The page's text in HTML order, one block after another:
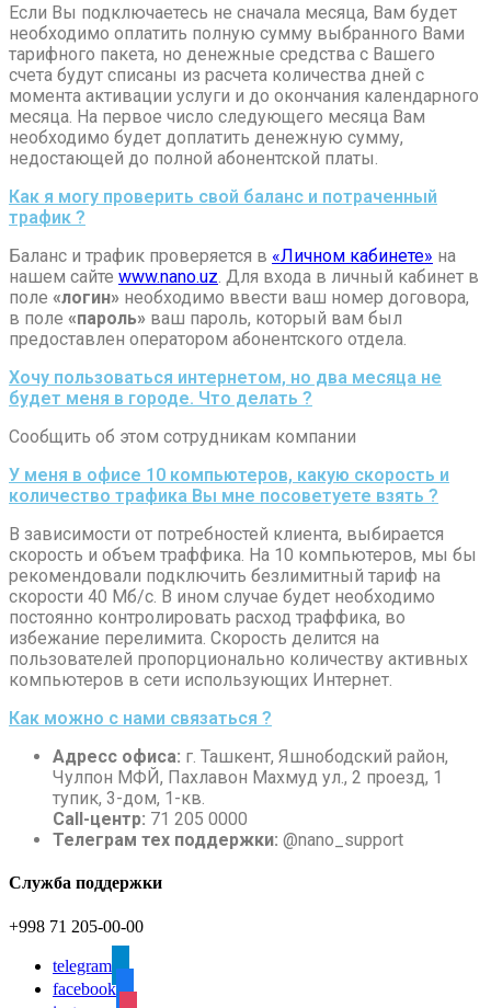
Если Вы подключаетесь не сначала месяца, Вам будет
необходимо оплатить полную сумму выбранного Вами
тарифного пакета, но денежные средства с Вашего
счета будут списаны из расчета количества дней с
момента активации услуги и до окончания календарного
месяца. На первое число следующего месяца Вам
необходимо будет доплатить денежную сумму,
недостающей до полной абонентской платы.
Как я могу проверить свой баланс и потраченный
трафик ?
Баланс и трафик проверяется в «Личном кабинете» на
нашем сайте www.nano.uz. Для входа в личный кабинет в
поле «логин» необходимо ввести ваш номер договора,
в поле «пароль» ваш пароль, который вам был
предоставлен оператором абонентского отдела.
Хочу пользоваться интернетом, но два месяца не
будет меня в городе. Что делать ?
Сообщить об этом сотрудникам компании
У меня в офисе 10 компьютеров, какую скорость и
количество трафика Вы мне посоветуете взять ?
В зависимости от потребностей клиента, выбирается
скорость и объем траффика. На 10 компьютеров, мы бы
рекомендовали подключить безлимитный тариф на
скорости 40 Мб/с. В ином случае будет необходимо
постоянно контролировать расход траффика, во
избежание перелимита. Скорость делится на
пользователей пропорционально количеству активных
компьютеров в сети использующих Интернет.
Как можно с нами связаться ?
Адресс офиса: г. Ташкент, Яшнободский район,
Чулпон МФЙ, Пахлавон Махмуд ул., 2 проезд, 1
тупик, 3-дом, 1-кв.
Call-центр: 71 205 0000
Телеграм тех поддержки: @nano_support
Служба поддержки
+998 71 205-00-00
telegram
facebook